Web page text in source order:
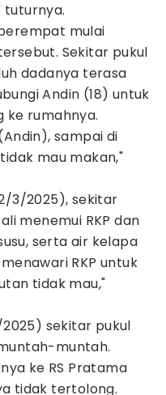
tuturnya.
mulai
Sekitar pukul
dadanya terasa
Andin (18) untuk
ke rumahnya.
sampai di
mau makan,"
3/2025), sekitar
menemui RKP dan
serta air kelapa
RKP untuk
tidak mau,"
sekitar pukul
muntah.
ke RS Pratama
tidak tertolong.